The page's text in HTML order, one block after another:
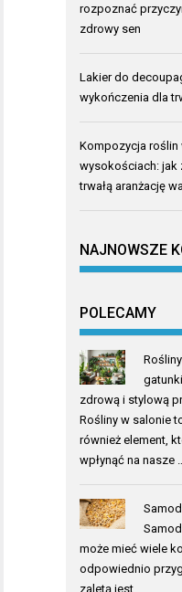
rozpoznać
zdrowy sen
Lakier do
wykończenia dla
Kompozycja roślin
wysokościach:
trwałą aranżację
NAJNOWSZE
POLECAMY
zdrową i stylową
Rośliny w salonie
również element,
wpłynąć na nasze …
może mieć wiele
odpowiednio
zaletą jest …